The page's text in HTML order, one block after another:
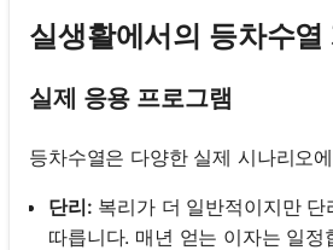
실생활에서의 등차수열
실제 응용 프로그램
등차수열은 다양한 실제 시나리오
단리: 복리가 더 일반적이지만
따릅니다. 매년 얻는 이자는 일정